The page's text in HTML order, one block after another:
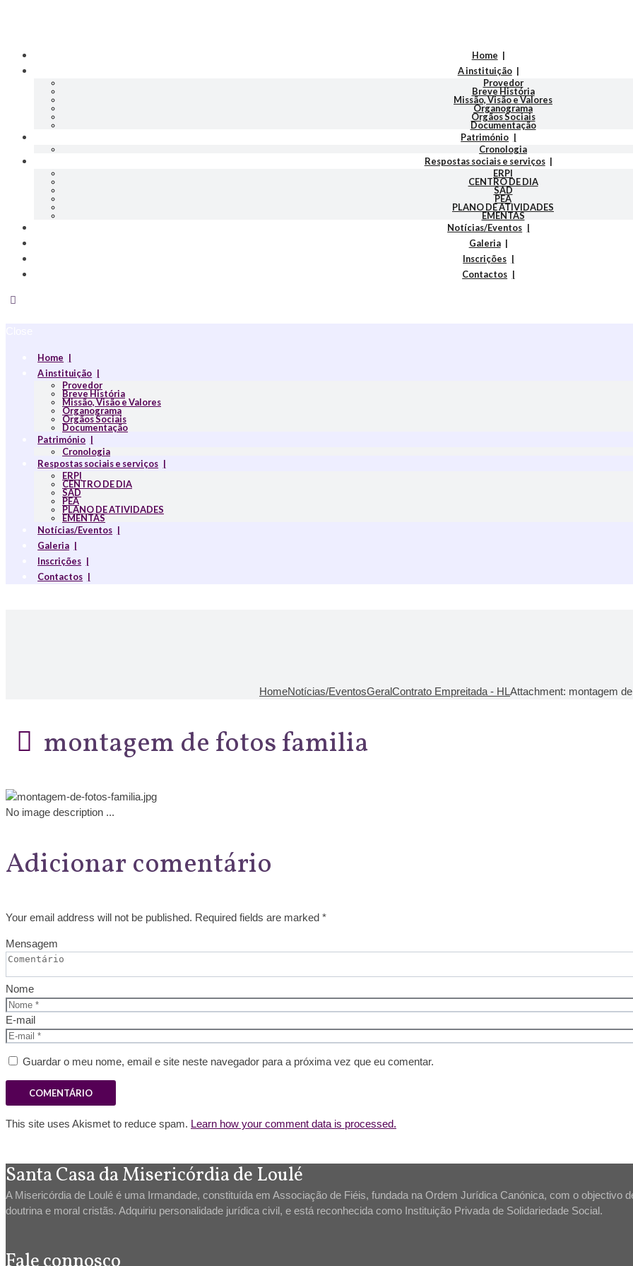
Home
A instituição
Provedor
Breve História
Missão, Visão e Valores
Organograma
Orgãos Sociais
Documentação
Património
Cronologia
Respostas sociais e serviços
ERPI
CENTRO DE DIA
SAD
PEA
PLANO DE ATIVIDADES
EMENTAS
Notícias/Eventos
Galeria
Inscrições
Contactos
Home
A instituição
Provedor
Breve História
Missão, Visão e Valores
Organograma
Orgãos Sociais
Documentação
Património
Cronologia
Respostas sociais e serviços
ERPI
CENTRO DE DIA
SAD
PEA
PLANO DE ATIVIDADES
EMENTAS
Notícias/Eventos
Galeria
Inscrições
Contactos
HomeNotícias/EventosGeralContrato Empreitada - HLAttachment: montagem
montagem de fotos familia
No image description ...
Adicionar comentário
Your email address will not be published. Required fields are marked *
Mensagem
Nome
E-mail
Guardar o meu nome, email e site neste navegador para a próxima vez que eu comentar.
This site uses Akismet to reduce spam. Learn how your comment data is processed.
Santa Casa da Misericórdia de Loulé
A Misericórdia de Loulé é uma Irmandade, constituída em Associação de Fiéis, fundada na Ordem Jurídica Canónica, com o objectivo
doutrina e moral cristãs. Adquiriu personalidade jurídica civil, e está reconhecida como Instituição Privada de Solidariedade Social.